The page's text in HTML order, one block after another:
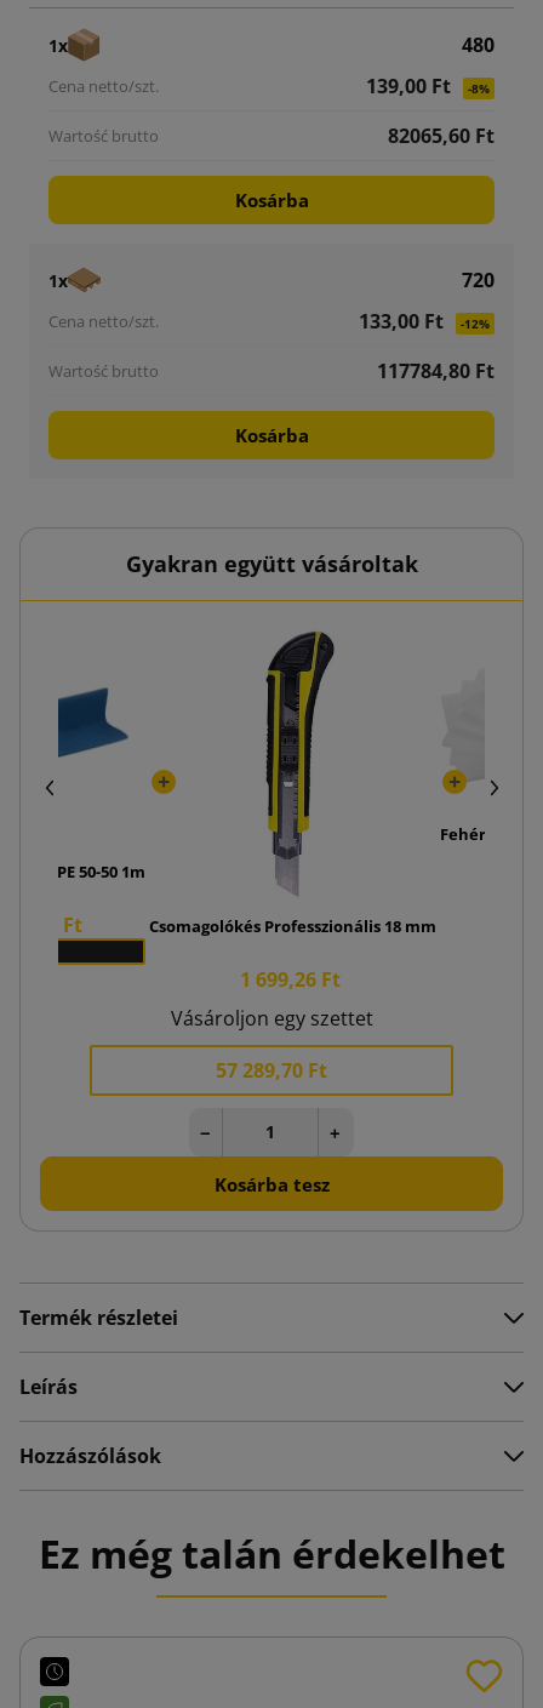
1x
480
139,00 Ft
-8%
82065,60 Ft
Kosárba
1x
720
133,00 Ft
-12%
117784,80 Ft
Kosárba
Gyakran együtt vásároltak
PE 50-50 1m
Ft Csomagolókés Professzionális 18 mm
1 699,26 Ft
Fehér
Vásároljon egy szettet
57 289,70 Ft
− +
Kosárba tesz
Termék részletei
Leírás
Hozzászólások
Ez még talán érdekelhet